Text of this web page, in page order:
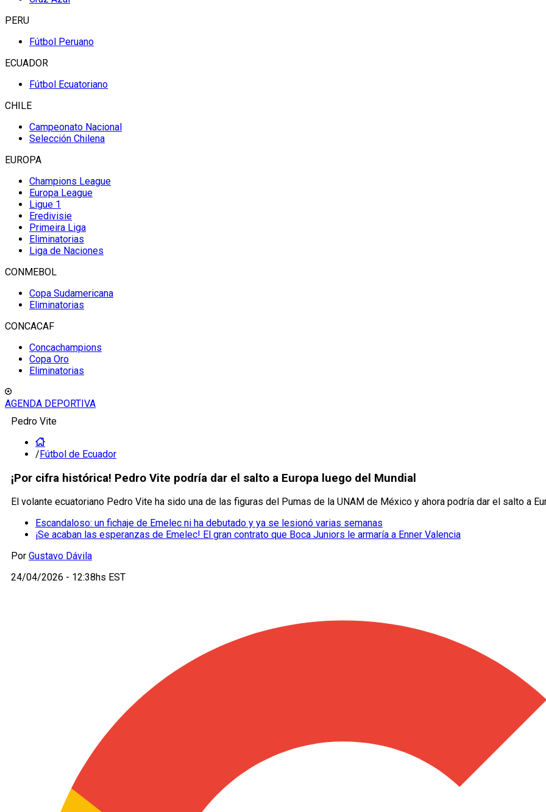
PERU
Fútbol Peruano
ECUADOR
Fútbol Ecuatoriano
CHILE
Campeonato Nacional
Selección Chilena
EUROPA
Champions League
Europa League
Ligue 1
Eredivisie
Primeira Liga
Eliminatorias
Liga de Naciones
CONMEBOL
Copa Sudamericana
Eliminatorias
CONCACAF
Concachampions
Copa Oro
Eliminatorias
AGENDA DEPORTIVA
Pedro Vite
/Fútbol de Ecuador
¡Por cifra histórica! Pedro Vite podría dar el salto a Europa luego del Mundial
El volante ecuatoriano Pedro Vite ha sido una de las figuras del Pumas de la UNAM de México y ahora podría dar el salto a
Escandaloso: un fichaje de Emelec ni ha debutado y ya se lesionó varias semanas
¡Se acaban las esperanzas de Emelec! El gran contrato que Boca Juniors le armaría a Enner Valencia
Por Gustavo Dávila
24/04/2026 - 12:38hs EST